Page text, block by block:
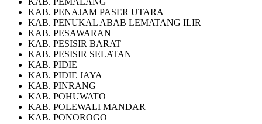
KAB. PENAJAM PASER UTARA
KAB. PENUKAL ABAB LEMATANG ILIR
KAB. PESAWARAN
KAB. PESISIR BARAT
KAB. PESISIR SELATAN
KAB. PIDIE
KAB. PIDIE JAYA
KAB. PINRANG
KAB. POHUWATO
KAB. POLEWALI MANDAR
KAB. PONOROGO